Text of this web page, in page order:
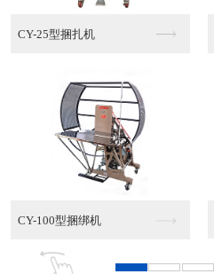
多功能棉绳捆绑机MT...
半自动PE捆绑机销售